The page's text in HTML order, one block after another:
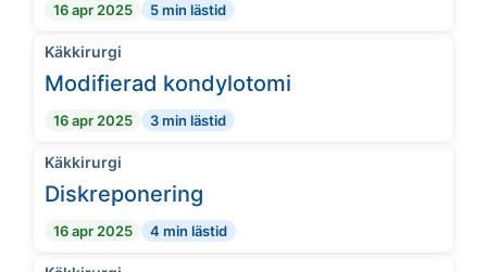
16 apr 2025 5 min lästid
Käkkirurgi
Modifierad kondylotomi
16 apr 2025 3 min lästid
Käkkirurgi
Diskreponering
16 apr 2025 4 min lästid